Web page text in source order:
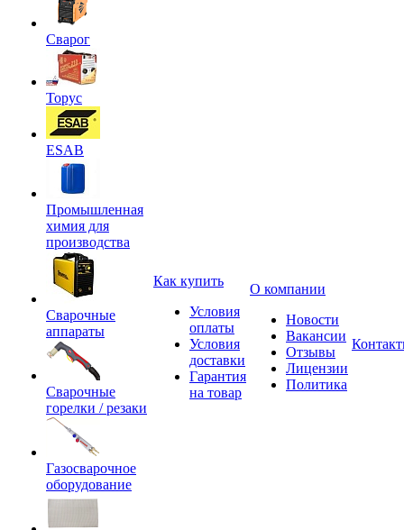
Сварог
Торус
ESAB
Промышленная
химия для
производства
Сварочные
аппараты
Сварочные
горелки / резаки
Газосварочное
оборудование
Как купить
Условия
оплаты
Условия
доставки
Гарантия
на товар
О компании
Новости
Вакансии
Отзывы
Лицензии
Политика